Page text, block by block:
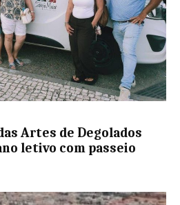
Artes de Degolados
letivo com passeio